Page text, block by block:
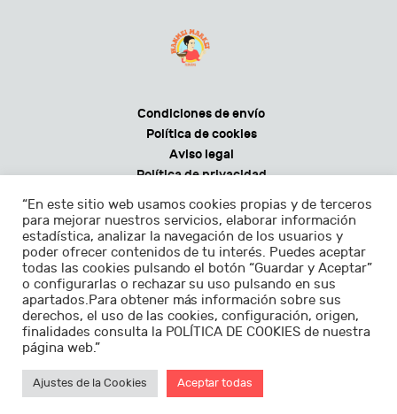
Condiciones de envío
Política de cookies
Aviso legal
Política de privacidad
Horarios:
Lunes - sábados de 9.30 a 22.30h
Domingos de 11.00 a 22.30h
“En este sitio web usamos cookies propias y de terceros
para mejorar nuestros servicios, elaborar información
estadística, analizar la navegación de los usuarios y
poder ofrecer contenidos de tu interés. Puedes aceptar
todas las cookies pulsando el botón “Guardar y Aceptar”
o configurarlas o rechazar su uso pulsando en sus
apartados.Para obtener más información sobre sus
derechos, el uso de las cookies, configuración, origen,
finalidades consulta la POLÍTICA DE COOKIES de nuestra
página web.”
Ajustes de la Cookies Aceptar todas